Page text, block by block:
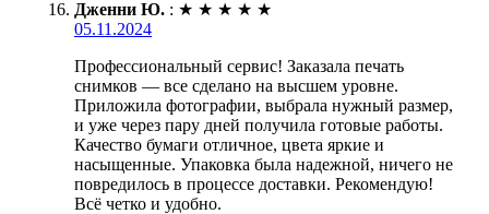
Дженни Ю. : ★ ★ ★ ★ ★
05.11.2024
Профессиональный сервис! Заказала печать
снимков — все сделано на высшем уровне.
Приложила фотографии, выбрала нужный размер,
и уже через пару дней получила готовые работы.
Качество бумаги отличное, цвета яркие и
насыщенные. Упаковка была надежной, ничего не
повредилось в процессе доставки. Рекомендую!
Всё четко и удобно.